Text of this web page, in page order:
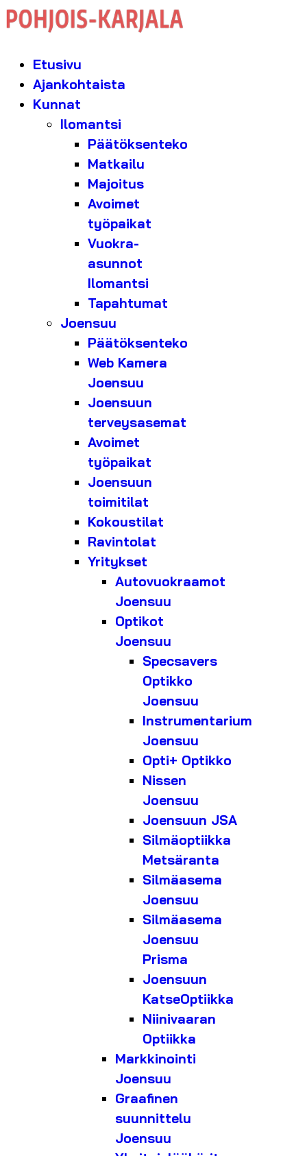
Etusivu
Ajankohtaista
Kunnat
Ilomantsi
Päätöksenteko
Matkailu
Majoitus
Avoimet
työpaikat
Vuokra-
asunnot
Ilomantsi
Tapahtumat
Joensuu
Päätöksenteko
Web Kamera
Joensuu
Joensuun
terveysasemat
Avoimet
työpaikat
Joensuun
toimitilat
Kokoustilat
Ravintolat
Yritykset
Autovuokraamot
Joensuu
Optikot
Joensuu
Specsavers
Optikko
Joensuu
Instrumentarium
Joensuu
Opti+ Optikko
Nissen
Joensuu
Joensuun JSA
Silmäoptiikka
Metsäranta
Silmäasema
Joensuu
Silmäasema
Joensuu
Prisma
Joensuun
KatseOptiikka
Niinivaaran
Optiikka
Markkinointi
Joensuu
Graafinen
suunnittelu
Joensuu